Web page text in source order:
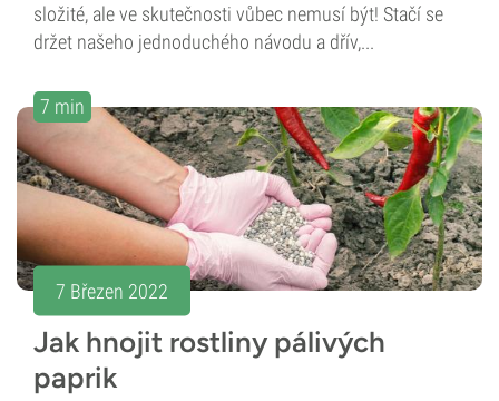
složité, ale ve skutečnosti vůbec nemusí být! Stačí se
držet našeho jednoduchého návodu a dřív,...
7 min
7 Březen 2022
Jak hnojit rostliny pálivých
paprik